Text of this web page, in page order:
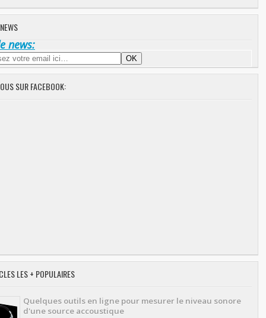
news:
SUR FACEBOOK:
LES + POPULAIRES
Quelques outils en ligne pour mesurer le niveau sonore
d'une source accoustique